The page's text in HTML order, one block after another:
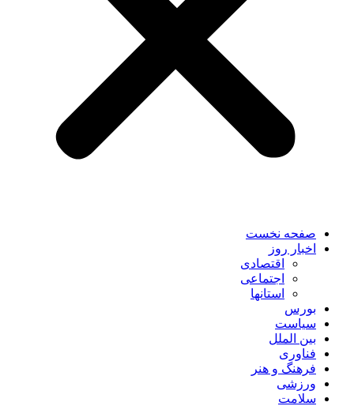
صفحه نخست
اخبار روز
اقتصادی
اجتماعی
استانها
بورس
سیاست
بین الملل
فناوری
فرهنگ و هنر
ورزشی
سلامت